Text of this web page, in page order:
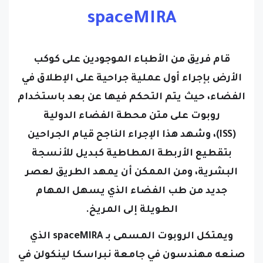
spaceMIRA
قام فريق من الأطباء الموجودين على كوكب
الأرض بإجراء أول عملية جراحية على الإطلاق في
الفضاء، حيث يتم التحكم فيها عن بعد باستخدام
روبوت على متن محطة الفضاء الدولية
(ISS)،
وشهد هذا الإجراء الناجح قيام الجراحين
بتقطيع الأربطة المطاطية كبديل للأنسجة
البشرية، ومن الممكن أن يمهد الطريق لعصر
جديد من طب الفضاء الذي يسهل المهام
الطويلة إلى المريخ.
ويمتكل الروبوت المسمى بـ spaceMIRA الذي
صنعه مهندسون في جامعة نبراسكا لينكولن في